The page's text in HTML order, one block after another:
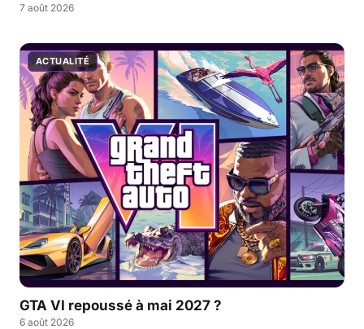
7 août 2026
ACTUALITÉ
GTA VI repoussé à mai 2027 ?
6 août 2026